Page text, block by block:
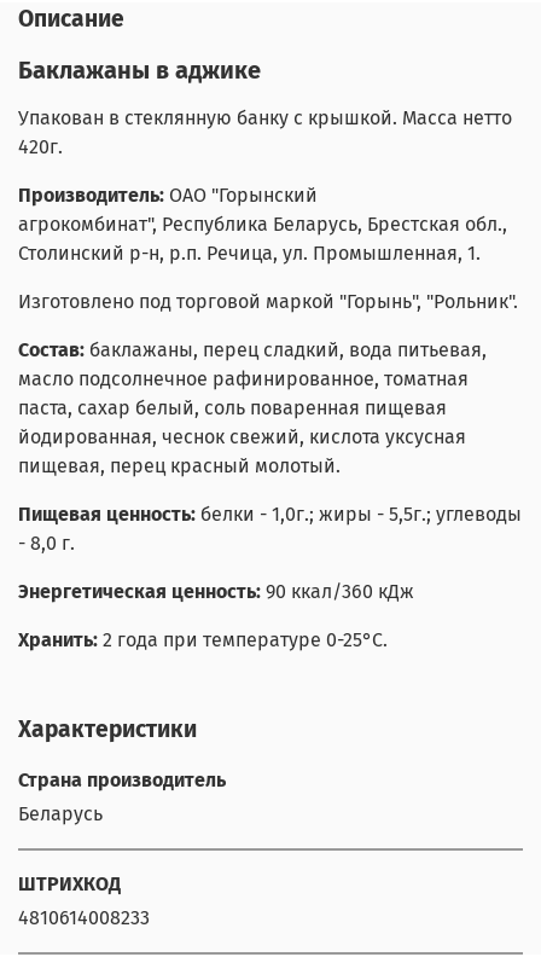
Описание
Баклажаны в аджике
Упакован в стеклянную банку с крышкой. Масса нетто
420г.
Производитель: ОАО "Горынский
агрокомбинат", Республика Беларусь, Брестская обл.,
Столинский р-н, р.п. Речица, ул. Промышленная, 1.
Изготовлено под торговой маркой "Горынь", "Рольник".
Состав: баклажаны, перец сладкий, вода питьевая,
масло подсолнечное рафинированное, томатная
паста, сахар белый, соль поваренная пищевая
йодированная, чеснок свежий, кислота уксусная
пищевая, перец красный молотый.
Пищевая ценность: белки - 1,0г.; жиры - 5,5г.; углеводы
- 8,0 г.
Энергетическая ценность: 90 ккал/360 кДж
Хранить: 2 года при температуре 0-25°С.
Характеристики
Страна производитель
Беларусь
ШТРИХКОД
4810614008233